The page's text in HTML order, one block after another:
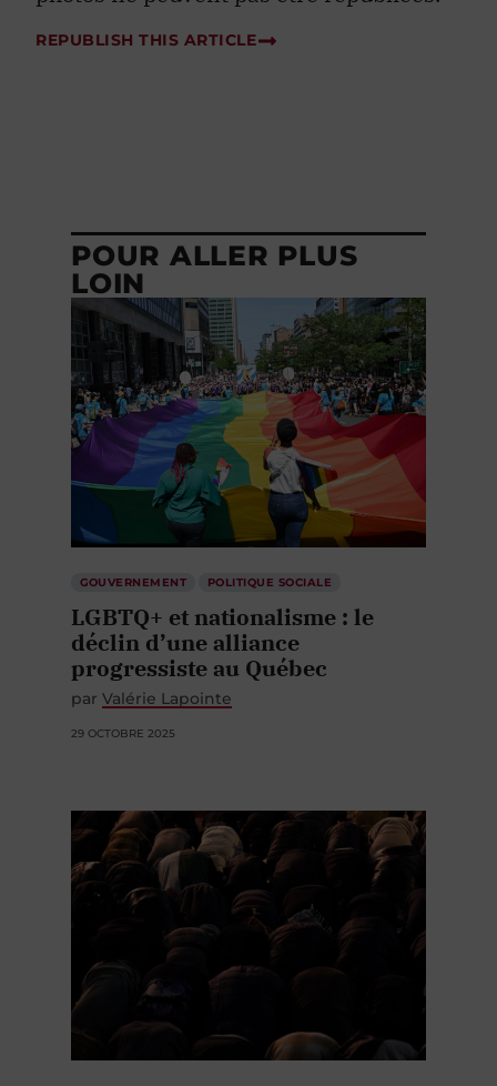
REPUBLISH THIS ARTICLE
POUR ALLER PLUS
LOIN
GOUVERNEMENT POLITIQUE SOCIALE
LGBTQ+ et nationalisme : le
déclin d’une alliance
progressiste au Québec
par Valérie Lapointe
29 OCTOBRE 2025